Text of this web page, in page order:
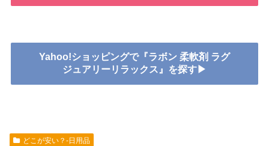
Yahoo!ショッピングで『ラボン 柔軟剤 ラグ
ジュアリーリラックス』を探す▶
どこが安い？-日用品